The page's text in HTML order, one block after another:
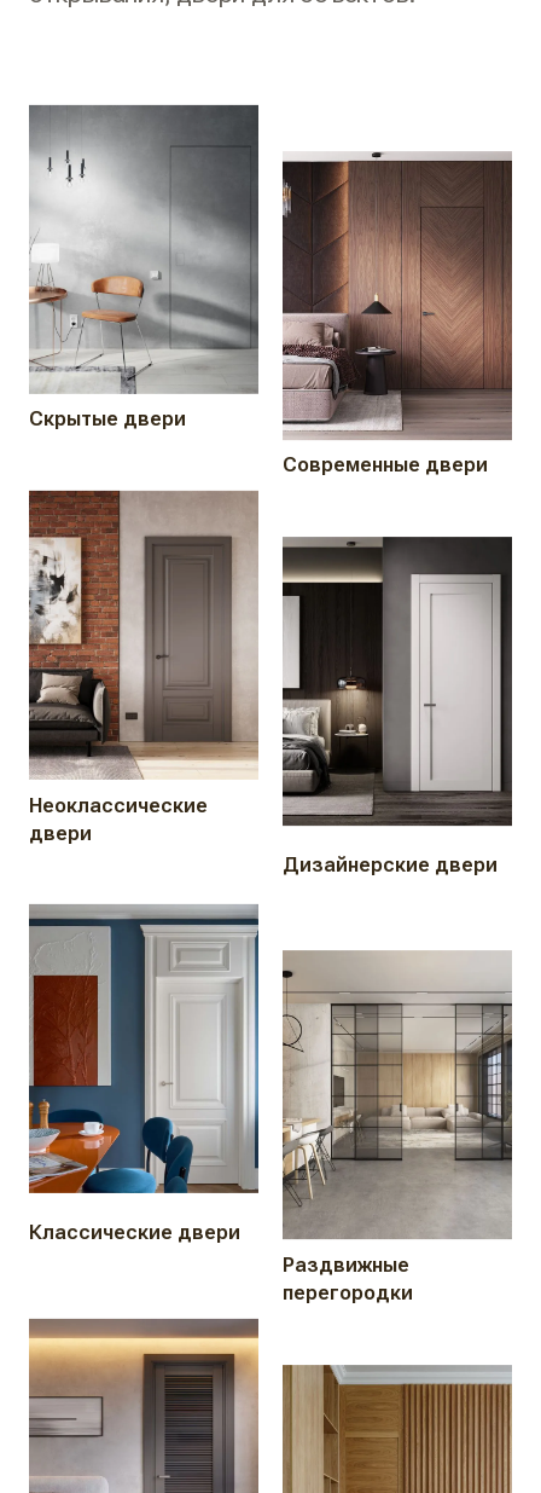
Скрытые двери
Современные двери
Неоклассические
двери
Дизайнерские двери
Классические двери
Раздвижные
перегородки